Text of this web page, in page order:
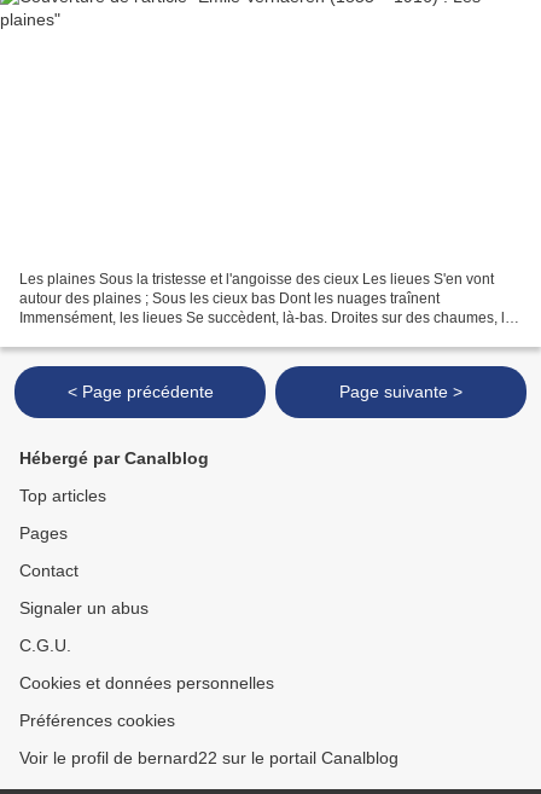
Les plaines Sous la tristesse et l'angoisse des cieux Les lieues S'en vont
autour des plaines ; Sous les cieux bas Dont les nuages traînent
Immensément, les lieues Se succèdent, là-bas. Droites sur des chaumes, les
< Page précédente Page suivante >
Hébergé par Canalblog
Top articles
Pages
Contact
Signaler un abus
C.G.U.
Cookies et données personnelles
Préférences cookies
Voir le profil de bernard22 sur le portail Canalblog